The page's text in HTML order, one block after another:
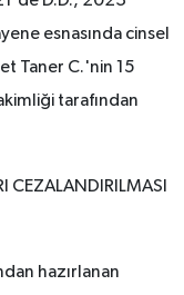
esnasında cinsel
Taner C.'nin 15
tarafından
CEZALANDIRILMASI
hazırlanan